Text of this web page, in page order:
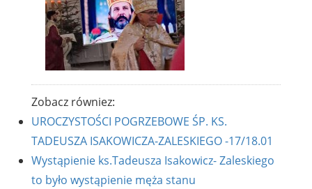
Zobacz równiez:
UROCZYSTOŚCI POGRZEBOWE ŚP. KS.
TADEUSZA ISAKOWICZA-ZALESKIEGO -17/18.01
Wystąpienie ks.Tadeusza Isakowicz- Zaleskiego
to było wystąpienie męża stanu